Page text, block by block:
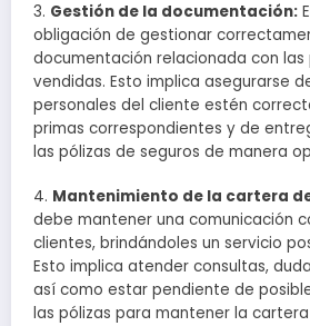
3. Gestión de la documentación:
obligación de gestionar
documentación relacionada con las
vendidas. Esto implica asegurarse
personales del cliente estén
primas correspondientes y de
las pólizas de seguros de manera
4. Mantenimiento de la cartera
debe mantener una comunicación
clientes, brindándoles un servicio
Esto implica atender consultas,
así como estar pendiente de
las pólizas para mantener la